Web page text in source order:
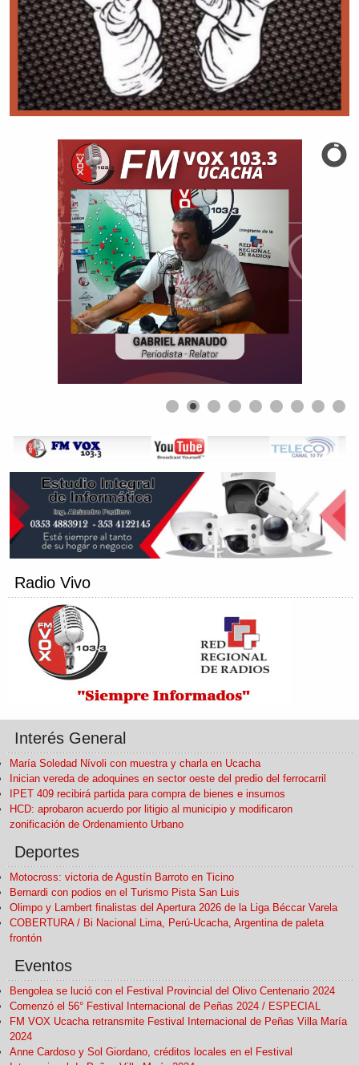
Radio Vivo
Interés General
María Soledad Nívoli con muestra y charla en Ucacha
Inician vereda de adoquines en sector oeste del predio del ferrocarril
IPET 409 recibirá partida para compra de bienes e insumos
HCD: aprobaron acuerdo por litigio al municipio y modificaron
zonificación de Ordenamiento Urbano
Deportes
Motocross: victoria de Agustín Barroto en Ticino
Bernardi con podios en el Turismo Pista San Luis
Olimpo y Lambert finalistas del Apertura 2026 de la Liga Béccar Varela
COBERTURA / Bi Nacional Lima, Perú-Ucacha, Argentina de paleta
frontón
Eventos
Bengolea se lució con el Festival Provincial del Olivo Centenario 2024
Comenzó el 56° Festival Internacional de Peñas 2024 / ESPECIAL
FM VOX Ucacha retransmite Festival Internacional de Peñas Villa María
2024
Anne Cardoso y Sol Giordano, créditos locales en el Festival